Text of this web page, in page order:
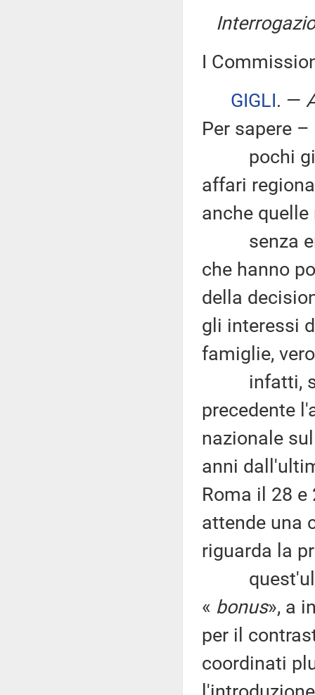
I
GIGLI. —
Per sapere
pochi
affari
anche
senza
che hanno
della
gli interessi
famiglie,
infatti, si
precedente
nazionale
anni
Roma il 28
attende una
riguarda la
« bonus», a
per il
coordinati